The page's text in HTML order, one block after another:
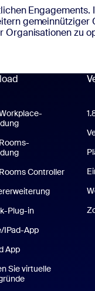
Engagements.
gemeinnütziger
Organisationen zu
Zoom Workplace-
Zoom Rooms-
Controller
Plug-in
IPad-App
App
Sie virtuelle